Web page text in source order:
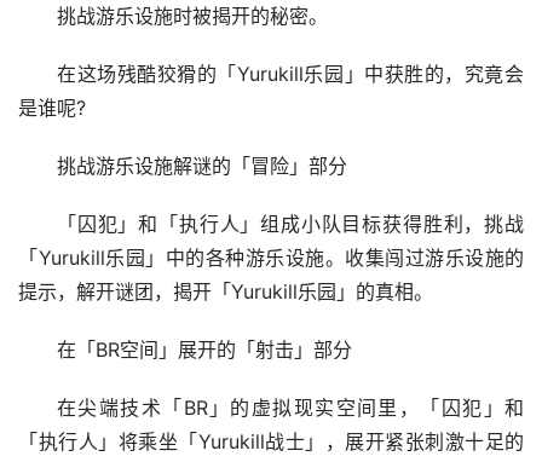
挑战游乐设施时被揭开的秘密。
在这场残酷狡猾的「Yurukill乐园」中获胜的，究竟会
是谁呢?
挑战游乐设施解谜的「冒险」部分
「囚犯」和「执行人」组成小队目标获得胜利，挑战
「Yurukill乐园」中的各种游乐设施。收集闯过游乐设施的
提示，解开谜团，揭开「Yurukill乐园」的真相。
在「BR空间」展开的「射击」部分
在尖端技术「BR」的虚拟现实空间里，「囚犯」和
「执行人」将乘坐「Yurukill战士」，展开紧张刺激十足的